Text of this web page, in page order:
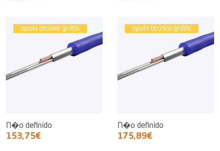
apoio técnico grátis
N�o definido
153,75€
apoio técnico grátis
N�o definido
175,89€